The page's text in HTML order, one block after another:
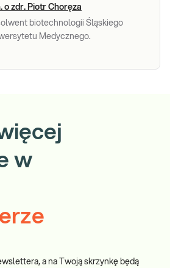
o zdr. Piotr Choręza
biotechnologii Śląskiego
Medycznego.
w
a na Twoją skrzynkę będą